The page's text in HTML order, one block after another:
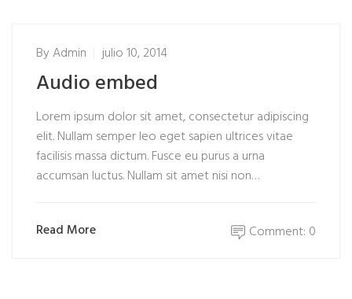
ByAdmin julio 10, 2014
Audio embed
Lorem ipsum dolor sit amet, consectetur adipiscing
elit. Nullam semper leo eget sapien ultrices vitae
facilisis massa dictum. Fusce eu purus a urna
accumsan luctus. Nullam sit amet nisi non…
Read More Comment: 0